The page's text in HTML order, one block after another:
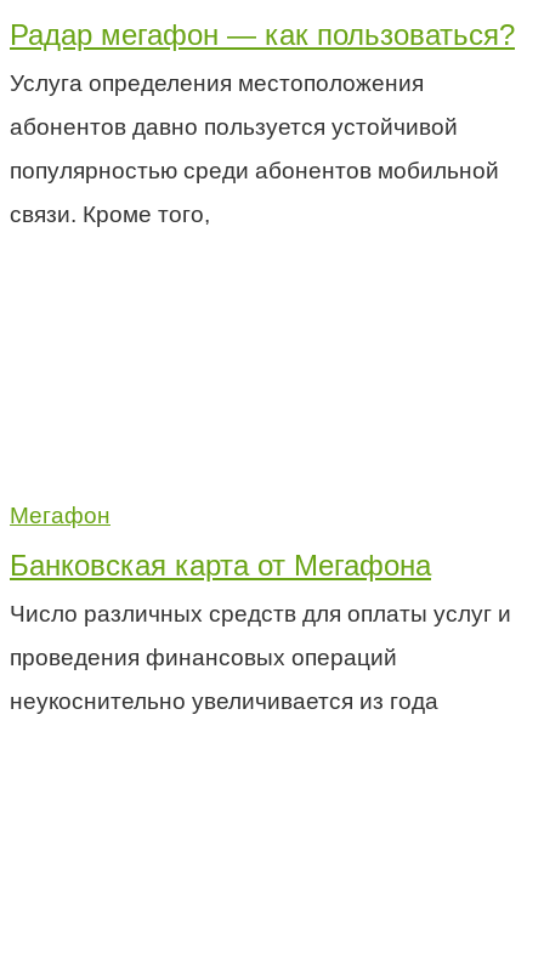
Радар мегафон — как пользоваться?
Услуга определения местоположения
абонентов давно пользуется устойчивой
популярностью среди абонентов мобильной
связи. Кроме того,
Мегафон
Банковская карта от Мегафона
Число различных средств для оплаты услуг и
проведения финансовых операций
неукоснительно увеличивается из года